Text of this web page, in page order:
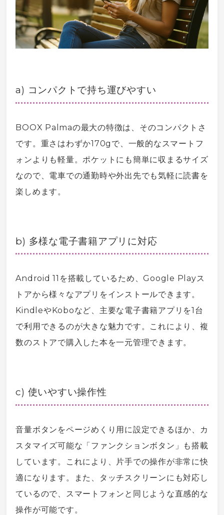
a) コンパクトで持ち運びやすい
BOOX Palmaの最大の特徴は、そのコンパクトさ
です。重さはわずか170gで、一般的な スマートフ
ォン よりも軽量。ポケットにも簡単に収まるサイズ
なので、電車での通勤時や外出先でも気軽に読書を
楽しめます。
b) 多様な電子書籍アプリに対応
Android 11を搭載しているため、Google Playス
トアから様々なアプリをインストールできます。
Kindleや Koboなど、主要な電子書籍アプリを1台
で利用できるのが大きな魅力です。これにより、複
数のストアで購入した本を一元管理できます。
c) 使いやすい操作性
音量ボタンをページめくり用に設定できるほか、カ
スタマイズ可能な「ファンクションボタン」も搭載
しています。これにより、片手での操作が非常に快
適になります。また、タッチスクリーンにも対応し
ているので、 スマートフォン と同じような直感的な
操作が可能です。